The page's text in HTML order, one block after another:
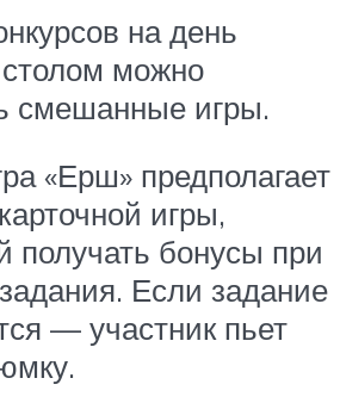
на день
можно
смешанные игры.
«Ерш» предполагает
игры,
получать бонусы при
Если задание
— участник пьет